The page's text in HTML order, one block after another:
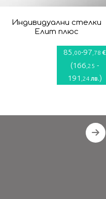
Индивидуални стелки
Елит плюс
85 ,00-97 ,78 €
(166 ,25 -
191 ,24 лв.)